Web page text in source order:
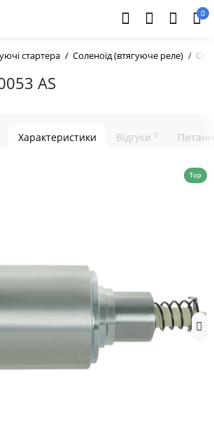
0
стартера Соленоїд (втягуюче реле)
AS
Характеристики Відгуки 0
Top